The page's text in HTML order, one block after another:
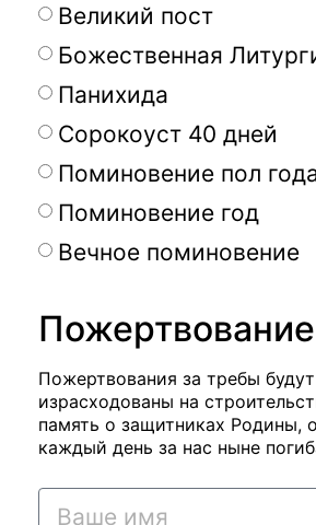
Великий пост
Божественная
Панихида
Сорокоуст 40 дней
Поминовение пол
Поминовение год
Вечное поминовение
Пожертвования за требы будут
израсходованы на
память о защитниках Родины,
каждый день за нас ныне